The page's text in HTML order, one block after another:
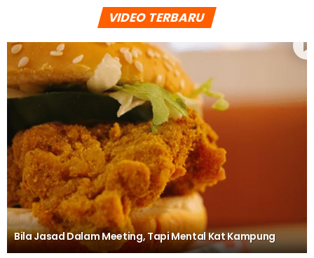
VIDEO TERBARU
Bila Jasad Dalam Meeting, Tapi Mental Kat Kampung